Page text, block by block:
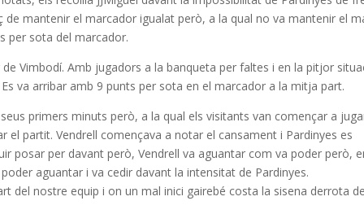
de mantenir el marcador igualat però, a la qual no va mantenir el
per sota del marcador.
Vimbodí. Amb jugadors a la banqueta per faltes i en la pitjor
va arribar amb 9 punts per sota en el marcador a la mitja part.
primers minuts però, a la qual els visitants van començar a
el partit. Vendrell començava a notar el cansament i Pardinyes es
posar per davant però, Vendrell va aguantar com va poder però,
aguantar i va cedir davant la intensitat de Pardinyes.
del nostre equip i on un mal inici gairebé costa la sisena derrota